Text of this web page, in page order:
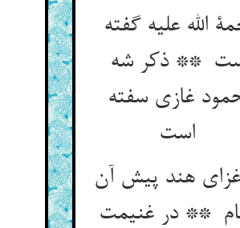
الله علیه گفته
** ذکر شه
غازی سفته
است
هند پیش آن
** در غنیمت